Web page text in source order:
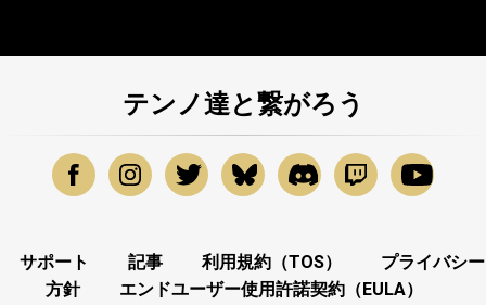
テンノ達と繋がろう
サポート 記事 利用規約（TOS）
プライバシー
方針
エンドユーザー使用許諾契約（EULA）